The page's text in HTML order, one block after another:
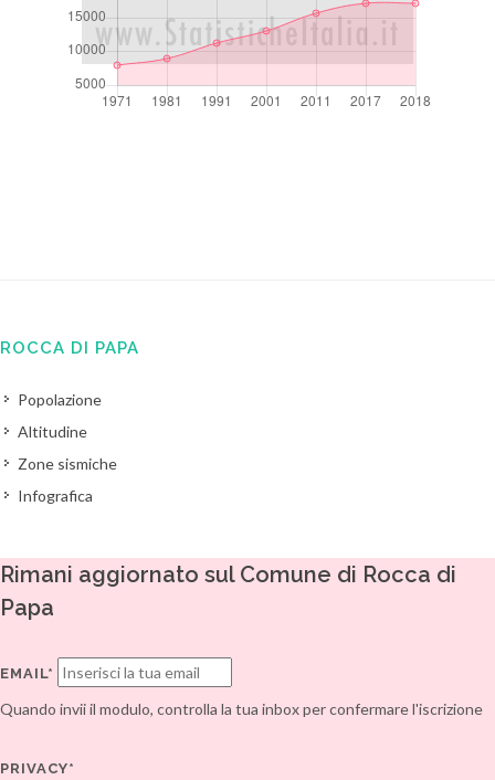
ROCCA DI PAPA
Popolazione
Altitudine
Zone sismiche
Infografica
Rimani aggiornato sul Comune di Rocca di
Papa
EMAIL*
Quando invii il modulo, controlla la tua inbox per confermare l'iscrizione
PRIVACY*